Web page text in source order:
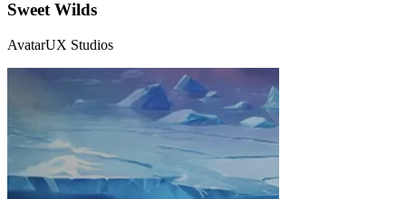
Sweet Wilds
AvatarUX Studios